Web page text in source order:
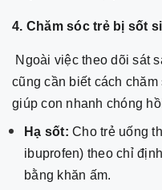
4. Chăm sóc trẻ bị sốt
Ngoài việc theo dõi sát
cũng cần biết cách
giúp con nhanh chóng
Hạ sốt: Cho trẻ uống
ibuprofen) theo chỉ
bằng khăn ấm.